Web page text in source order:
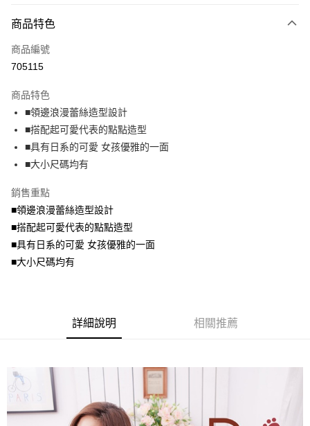
大哥付你分期
【大哥付你分期使用說明】
1.本服務由台灣大哥大提供，台灣大哥大用戶可立即使用無須另外申請。
流程，驗證手機門號後，選擇欲分期的期數、繳款截止日，確認付款後即完
成交易。
3.實際核准額度、可分期數及費用金額請依後續交易確認頁面所載為準。
4.訂單成立30分鐘內，如未前往確認交易或遇審核未通過，訂單將自動取
法說明評估內容。
【繳款方式說明】
醒簡訊。
帳／街口支付／iPASS MONEY」等通路繳費。
【注意事項】
1.本服務係由「台灣大哥大股份有限公司」（以下簡稱本公司）所提供，讓
用戶於交易時，得透過本服務購買商品或服務，並由商店將買賣／分期付款
3.完整用戶服務條款，請詳閱以下連結：
https://oppay.tw/userRule
AFTEE先享後付
【關於「AFTEE先享後付」】
AFTEE先享後付是「在收到商品之後才付款」的支付方式。 讓您購物簡單
便利好安心！
１．簡單：不需註冊會員、不需綁卡、不需儲值。
２．便利：只要手機號碼，簡訊認證，即可結帳。
３．安心：先確認商品／服務後，再付款。
１．於結帳方式選擇「AFTEE先享後付」後，將跳轉至「AFTEE先享後付」
結帳頁面，進行簡訊認證並確認金額後，即可完成結帳。
３．收到繳費通知簡訊後14天內，點擊此簡訊中的連結，可透過四大超商／
ATM／網路銀行／等多元方式進行付款，方視為交易完成。
※ 請注意：結帳手續完成當下不需立刻繳費，但若您需要取消訂單，請聯絡
購買商品的店家。未經商家同意取消之訂單仍視為有效，需透過AFTEE先享
客戶支援中心」https://netprotections.freshdesk.com/support/home
易，需依本服務之必要範圍內提供個人資料，並將交易相關給付款項請求債
權轉讓予恩沛科技股份有限公司。
２．關於個人資料處理事宜，請瀏覽以下網址：
https://aftee.tw/terms/#terms3
３．未成年的使用者請事先徵得法定代理人或監護人之同意方可使用
ATM付款
全家取貨付款
付款後全家取貨
每筆NT$70，滿NT$699(含以上)免運費
7-11取貨付款
每筆NT$70，滿NT$799(含以上)免運費
商品特色
商品編號
705115
商品特色
■領邊浪漫蕾絲造型設計
■搭配起可愛代表的點點造型
■具有日系的可愛 女孩優雅的一面
■大小尺碼均有
銷售重點
■領邊浪漫蕾絲造型設計
■搭配起可愛代表的點點造型
■具有日系的可愛 女孩優雅的一面
■大小尺碼均有
詳細說明 相關推薦